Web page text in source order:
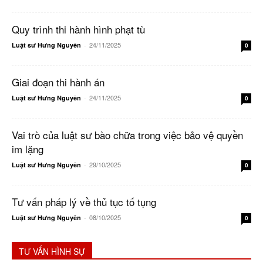
Quy trình thi hành hình phạt tù
Luật sư Hưng Nguyên - 24/11/2025 0
Giai đoạn thi hành án
Luật sư Hưng Nguyên - 24/11/2025 0
Vai trò của luật sư bào chữa trong việc bảo vệ quyền
im lặng
Luật sư Hưng Nguyên - 29/10/2025 0
Tư vấn pháp lý về thủ tục tố tụng
Luật sư Hưng Nguyên - 08/10/2025 0
TƯ VẤN HÌNH SỰ